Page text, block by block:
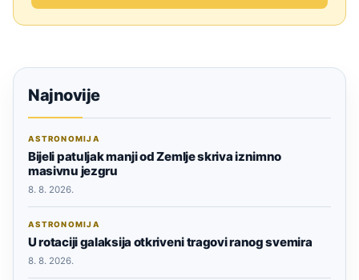
Najnovije
ASTRONOMIJA
Bijeli patuljak manji od Zemlje skriva iznimno
masivnu jezgru
8. 8. 2026.
ASTRONOMIJA
U rotaciji galaksija otkriveni tragovi ranog svemira
8. 8. 2026.